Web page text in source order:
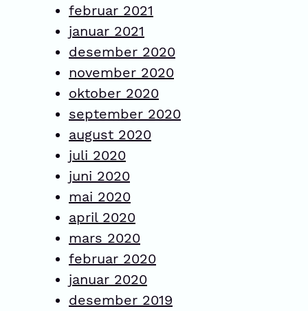
februar 2021
januar 2021
desember 2020
november 2020
oktober 2020
september 2020
august 2020
juli 2020
juni 2020
mai 2020
april 2020
mars 2020
februar 2020
januar 2020
desember 2019